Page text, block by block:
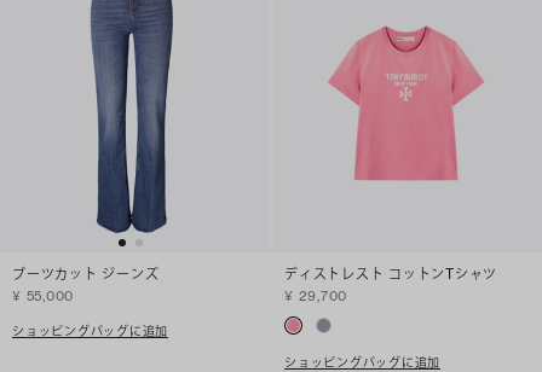
ブーツカット ジーンズ
¥ 55,000
ショッピングバッグに追加
ディストレスト コットンTシャツ
¥ 29,700
ショッピングバッグに追加